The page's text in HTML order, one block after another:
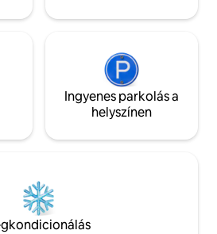
Ingyenes parkolás a
helyszínen